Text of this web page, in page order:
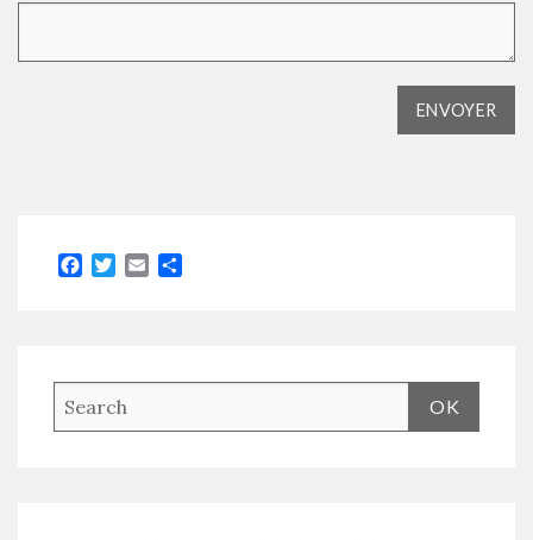
Facebook
TwitterEmail